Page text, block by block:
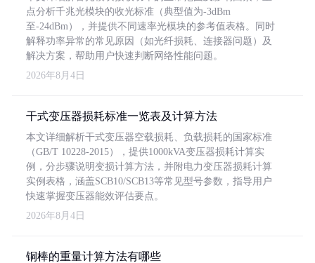
点分析千兆光模块的收光标准（典型值为-3dBm
至-24dBm），并提供不同速率光模块的参考值表格。同时
解释功率异常的常见原因（如光纤损耗、连接器问题）及
解决方案，帮助用户快速判断网络性能问题。
2026年8月4日
干式变压器损耗标准一览表及计算方法
本文详细解析干式变压器空载损耗、负载损耗的国家标准
（GB/T 10228-2015），提供1000kVA变压器损耗计算实
例，分步骤说明变损计算方法，并附电力变压器损耗计算
实例表格，涵盖SCB10/SCB13等常见型号参数，指导用户
快速掌握变压器能效评估要点。
2026年8月4日
铜棒的重量计算方法有哪些